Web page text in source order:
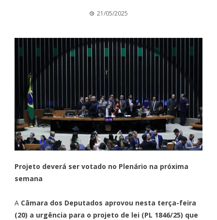
21/05/2025
Projeto deverá ser votado no Plenário na próxima
semana
A Câmara dos Deputados aprovou nesta terça-feira
(20) a urgência para o projeto de lei (PL 1846/25) que